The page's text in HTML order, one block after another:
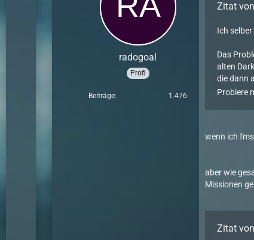
radogoal
Profi
Beiträge 1.476
Zitat
Ich
Das
alten
die dann
Probiere
wenn ich
aber wie
Missionen
Zitat